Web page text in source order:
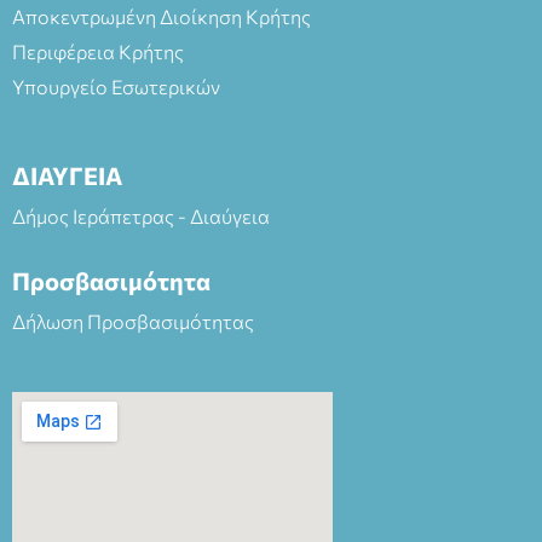
Αποκεντρωμένη Διοίκηση Κρήτης
Περιφέρεια Κρήτης
Υπουργείο Εσωτερικών
ΔΙΑΥΓΕΙΑ
Δήμος Ιεράπετρας - Διαύγεια
Προσβασιμότητα
Δήλωση Προσβασιμότητας